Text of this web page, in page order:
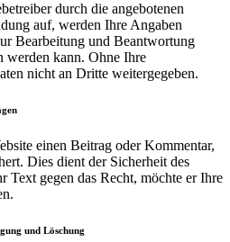
durch die angebotenen
auf, werden Ihre Angaben
Bearbeitung und Beantwortung
werden kann. Ohne Ihre
nicht an Dritte weitergegeben.
einen Beitrag oder Kommentar,
Dies dient der Sicherheit des
Text gegen das Recht, möchte er Ihre
und Löschung